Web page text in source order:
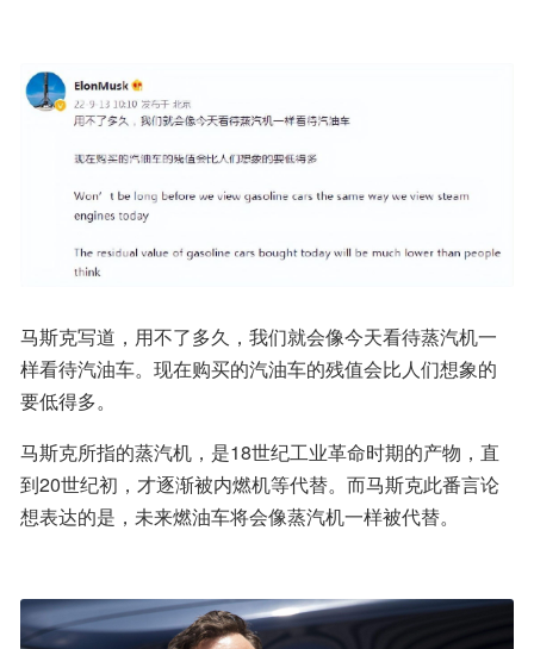
马斯克写道，用不了多久，我们就会像今天看待蒸汽机一
样看待汽油车。现在购买的汽油车的残值会比人们想象的
要低得多。
马斯克所指的蒸汽机，是18世纪工业革命时期的产物，直
到20世纪初，才逐渐被内燃机等代替。而马斯克此番言论
想表达的是，未来燃油车将会像蒸汽机一样被代替。